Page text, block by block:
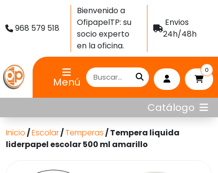
968 579 518
Bienvenido a
OfipapelTP: su
socio experto
en la oficina.
Envios
24h/48h
Menú
0
Catálogo
Inicio/Escolar/Temperas/ Tempera liquida
liderpapel escolar 500 ml amarillo